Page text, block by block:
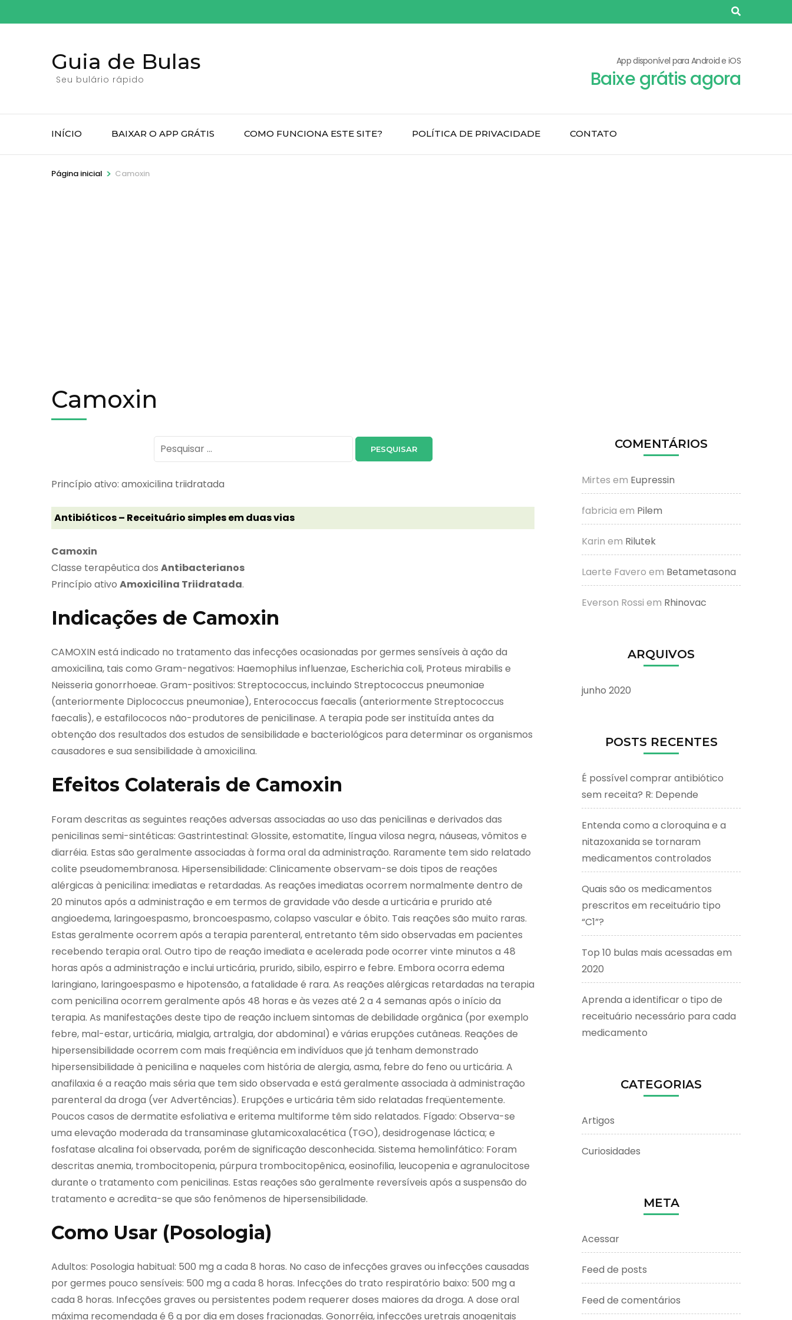
para
Guia de Bulas
Seu bulário rápido
App disponível para Android e iOS
Baixe grátis agora
INÍCIO BAIXAR O APP GRÁTIS COMO FUNCIONA ESTE SITE? POLÍTICA DE PRIVACIDADE CONTATO
Página inicial > Camoxin
Camoxin
Pesquisar
por:
Princípio ativo: amoxicilina triidratada
Antibióticos – Receituário simples em duas vias
Camoxin
Classe terapêutica dos Antibacterianos
Princípio ativo Amoxicilina Triidratada.
Indicações de Camoxin
CAMOXIN está indicado no tratamento das infecções ocasionadas por germes sensíveis à ação da
amoxicilina, tais como Gram-negativos: Haemophilus influenzae, Escherichia coli, Proteus mirabilis e
Neisseria gonorrhoeae. Gram-positivos: Streptococcus, incluindo Streptococcus pneumoniae
(anteriormente Diplococcus pneumoniae), Enterococcus faecalis (anteriormente Streptococcus
faecalis), e estafilococos não-produtores de penicilinase. A terapia pode ser instituída antes da
obtenção dos resultados dos estudos de sensibilidade e bacteriológicos para determinar os organismos
causadores e sua sensibilidade à amoxicilina.
Efeitos Colaterais de Camoxin
Foram descritas as seguintes reações adversas associadas ao uso das penicilinas e derivados das
penicilinas semi-sintéticas: Gastrintestinal: Glossite, estomatite, língua vilosa negra, náuseas, vômitos e
diarréia. Estas são geralmente associadas à forma oral da administração. Raramente tem sido relatado
colite pseudomembranosa. Hipersensibilidade: Clinicamente observam-se dois tipos de reações
alérgicas à penicilina: imediatas e retardadas. As reações imediatas ocorrem normalmente dentro de
20 minutos após a administração e em termos de gravidade vão desde a urticária e prurido até
angioedema, laringoespasmo, broncoespasmo, colapso vascular e óbito. Tais reações são muito raras.
Estas geralmente ocorrem após a terapia parenteral, entretanto têm sido observadas em pacientes
recebendo terapia oral. Outro tipo de reação imediata e acelerada pode ocorrer vinte minutos a 48
horas após a administração e inclui urticária, prurido, sibilo, espirro e febre. Embora ocorra edema
laringiano, laringoespasmo e hipotensão, a fatalidade é rara. As reações alérgicas retardadas na terapia
com penicilina ocorrem geralmente após 48 horas e às vezes até 2 a 4 semanas após o início da
terapia. As manifestações deste tipo de reação incluem sintomas de debilidade orgânica (por exemplo
febre, mal-estar, urticária, mialgia, artralgia, dor abdominal) e várias erupções cutâneas. Reações de
hipersensibilidade ocorrem com mais freqüência em indivíduos que já tenham demonstrado
hipersensibilidade à penicilina e naqueles com história de alergia, asma, febre do feno ou urticária. A
anafilaxia é a reação mais séria que tem sido observada e está geralmente associada à administração
parenteral da droga (ver Advertências). Erupções e urticária têm sido relatadas freqüentemente.
Poucos casos de dermatite esfoliativa e eritema multiforme têm sido relatados. Fígado: Observa-se
uma elevação moderada da transaminase glutamicoxalacética (TGO), desidrogenase láctica; e
fosfatase alcalina foi observada, porém de significação desconhecida. Sistema hemolinfático: Foram
descritas anemia, trombocitopenia, púrpura trombocitopênica, eosinofilia, leucopenia e agranulocitose
durante o tratamento com penicilinas. Estas reações são geralmente reversíveis após a suspensão do
tratamento e acredita-se que são fenômenos de hipersensibilidade.
Como Usar (Posologia)
Adultos: Posologia habitual: 500 mg a cada 8 horas. No caso de infecções graves ou infecções causadas
por germes pouco sensíveis: 500 mg a cada 8 horas. Infecções do trato respiratório baixo: 500 mg a
cada 8 horas. Infecções graves ou persistentes podem requerer doses maiores da droga. A dose oral
máxima recomendada é 6 g por dia em doses fracionadas. Gonorréia, infecções uretrais anogenitais
COMENTÁRIOS
Mirtes em Eupressin
fabricia em Pilem
Karin em Rilutek
Laerte Favero em Betametasona
Everson Rossi em Rhinovac
ARQUIVOS
junho 2020
POSTS RECENTES
É possível comprar antibiótico
sem receita? R: Depende
Entenda como a cloroquina e a
nitazoxanida se tornaram
medicamentos controlados
Quais são os medicamentos
prescritos em receituário tipo
“C1”?
Top 10 bulas mais acessadas em
2020
Aprenda a identificar o tipo de
receituário necessário para cada
medicamento
CATEGORIAS
Artigos
Curiosidades
META
Acessar
Feed de posts
Feed de comentários